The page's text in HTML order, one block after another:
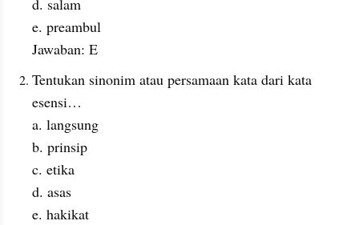
d. salam
e. preambul
Jawaban: E
Tentukan sinonim atau persamaan kata dari kata
esensi…
a. langsung
b. prinsip
c. etika
d. asas
e. hakikat